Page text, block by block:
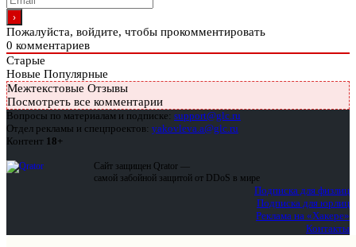
Пожалуйста, войдите, чтобы прокомментировать
0 комментариев
Старые
Новые Популярные
Межтекстовые Отзывы
Посмотреть все комментарии
Вопросы по материалам и подписке: support@glc.ru
Отдел рекламы и спецпроектов: yakovleva.a@glc.ru
Контент 18+
Сайт защищен Qrator —
самой забойной защитой от DDoS в мире
Подписка для физлиц
Подписка для юрлиц
Реклама на «Хакере»
Контакты